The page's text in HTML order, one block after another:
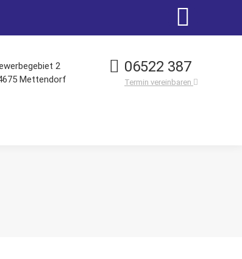
page
2
Mettendorf
06522 387
Termin vereinbaren